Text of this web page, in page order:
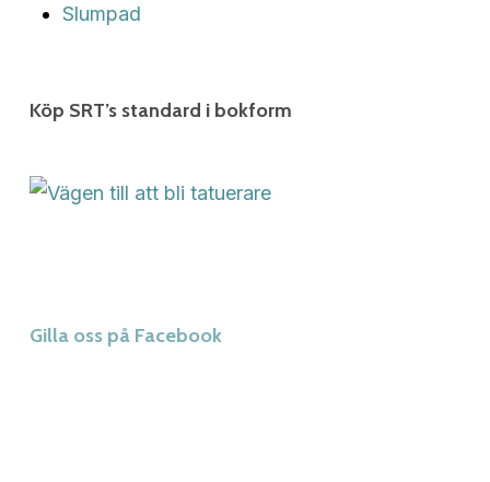
Slumpad
Köp SRT’s standard i bokform
Gilla oss på Facebook